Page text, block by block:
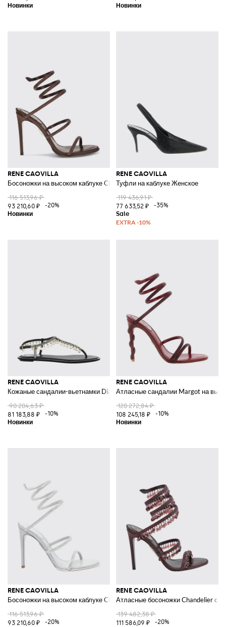
RENE CAOVILLA
Босоножки на высоком каблуке Cleo с спиральным ремешком,
116 513,96 ₽
93 210,60 ₽
-20%
RENE CAOVILLA
Туфли на каблуке Женское
119 436,91 ₽
77 633,52 ₽
-35%
RENE CAOVILLA
Кожаные сандалии-вьетнамки Diana на низком каблуке с жемчугом и
90 204,63 ₽
81 183,88 ₽
-10%
RENE CAOVILLA
Атласные сандалии Margot на
120 272,84 ₽
108 245,18 ₽
-10%
RENE CAOVILLA
Босоножки на высоком каблуке Cleo с спиральным ремешком,
116 513,96 ₽
93 210,60 ₽
-20%
RENE CAOVILLA
Атласные босоножки Chandelier с
139 482,38 ₽
111 586,09 ₽
-20%